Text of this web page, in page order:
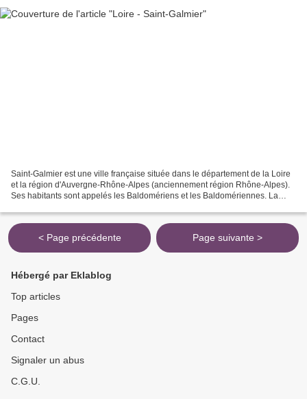
Saint-Galmier est une ville française située dans le département de la Loire
et la région d'Auvergne-Rhône-Alpes (anciennement région Rhône-Alpes).
Ses habitants sont appelés les Baldomériens et les Baldomériennes. La
< Page précédente Page suivante >
Hébergé par Eklablog
Top articles
Pages
Contact
Signaler un abus
C.G.U.